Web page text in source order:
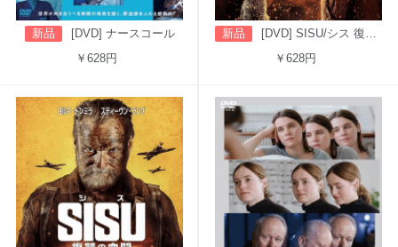
新品
[DVD] ナースコール
￥628円
新品
[DVD] SISU/シス 復讐の血闘（吹替版）
￥628円